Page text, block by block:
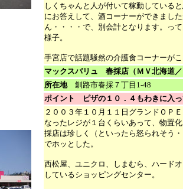
しくちゃんと人が付いて稼動している
にお答えして、酒コーナーができまし
ん・・・・で、別会計となります。っ
様子。
手宮店で話題騒然の介護食コーナーが
マックスバリュ 春採店（ＭＶ北海道／
所在地
釧路市春採７丁目1-48
ポイント ピザの１０．４もわきに入っ
２００３年１０月１１日グランドＯＰ
なったレジが１台くらいあって、物置
採店は珍しく（といったら怒られそう
でホッとした。
西松屋、ユニクロ、しまむら、ハード
しているショッピングセンター。